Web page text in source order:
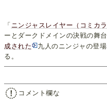
「 ニンジャスレイヤー（コミカラ
ーとダークドメインの決戦の舞台
成された
九人のニンジャの登
る。
コメント欄な